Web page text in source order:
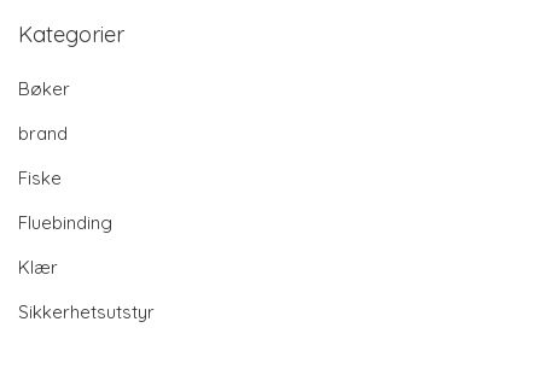
Kategorier
Bøker
brand
Fiske
Fluebinding
Klær
Sikkerhetsutstyr